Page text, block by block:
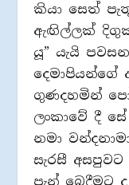
කියා සෙත්
ඇඟිල්ලක්
යූ” යැයි
ගුණදහමින්
ලංකාවේ දී
නමා
සැරසී
පැන් බෙදීමට